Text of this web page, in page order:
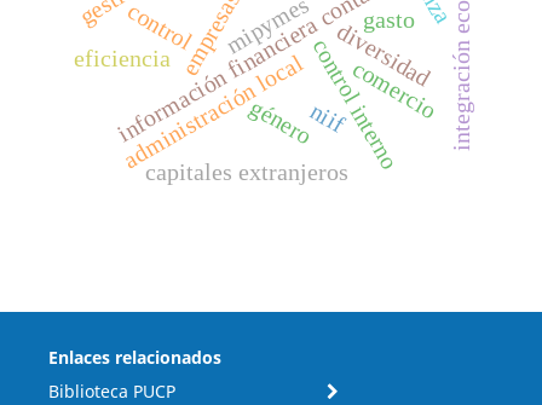
control interno
información financiera contable
administración local
control
eficiencia comercio
capitales extranjeros
género
diversidad
mipymes
niif
gasto
Enlaces relacionados
Biblioteca PUCP